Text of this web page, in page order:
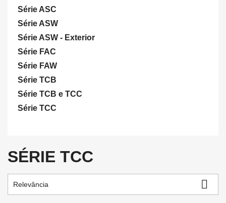
Série ASC
Série ASW
Série ASW - Exterior
Série FAC
Série FAW
Série TCB
Série TCB e TCC
Série TCC
SÉRIE TCC
Relevância 